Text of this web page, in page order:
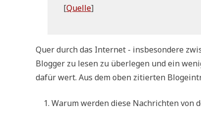
[Quel­le]
Quer durch das Inter­net - ins­be­son­de­re
Blog­ger zu lesen zu über­le­gen und ein
dafür wert. Aus dem oben zitier­ten
War­um wer­den die­se Nach­rich­ten von